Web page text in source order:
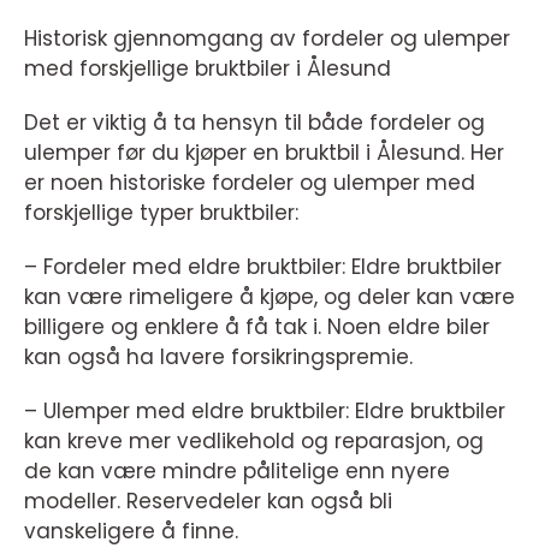
Historisk gjennomgang av fordeler og ulemper
med forskjellige bruktbiler i Ålesund
Det er viktig å ta hensyn til både fordeler og
ulemper før du kjøper en bruktbil i Ålesund. Her
er noen historiske fordeler og ulemper med
forskjellige typer bruktbiler:
– Fordeler med eldre bruktbiler: Eldre bruktbiler
kan være rimeligere å kjøpe, og deler kan være
billigere og enklere å få tak i. Noen eldre biler
kan også ha lavere forsikringspremie.
– Ulemper med eldre bruktbiler: Eldre bruktbiler
kan kreve mer vedlikehold og reparasjon, og
de kan være mindre pålitelige enn nyere
modeller. Reservedeler kan også bli
vanskeligere å finne.